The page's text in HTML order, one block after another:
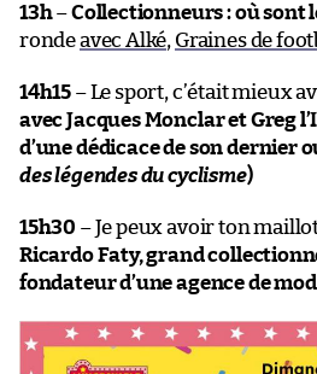
13h–Collectionneurs : où sont
rondeavec Alké, Graines de
14h15 – Le sport, c’était mieux
avec Jacques Monclar et Greg
d’une dédicace de son dernier
des légendes du cyclisme)
15h30 – Je peux avoir ton
Ricardo Faty, grand
fondateur d’une agence de